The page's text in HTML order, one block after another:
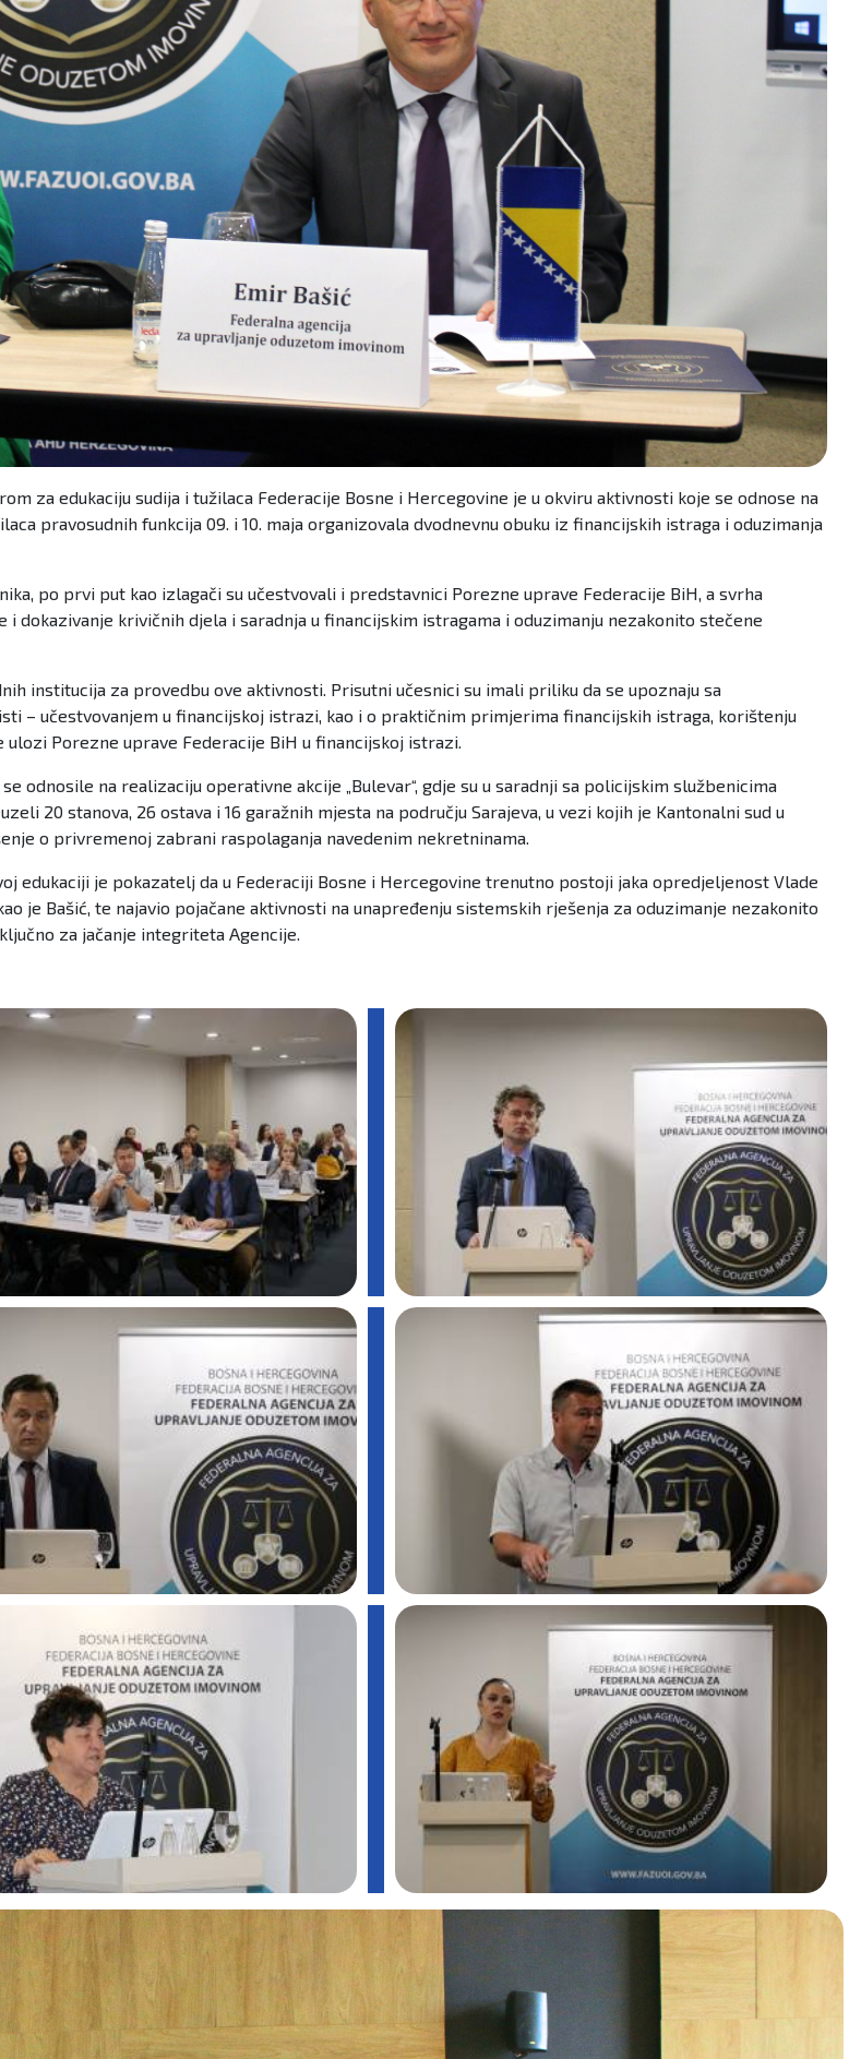
za edukaciju sudija i tužilaca Federacije Bosne i Hercegovine je u okviru aktivnosti koje se odnose na
pravosudnih funkcija 09. i 10. maja organizovala dvodnevnu obuku iz financijskih istraga i oduzimanja
po prvi put kao izlagači su učestvovali i predstavnici Porezne uprave Federacije BiH, a svrha
krivičnih djela i saradnja u financijskim istragama i oduzimanju nezakonito stečene
institucija za provedbu ove aktivnosti. Prisutni učesnici su imali priliku da se upoznaju sa
– učestvovanjem u financijskoj istrazi, kao i o praktičnim primjerima financijskih istraga, korištenju
Porezne uprave Federacije BiH u financijskoj istrazi.
odnosile na realizaciju operativne akcije „Bulevar“, gdje su u saradnji sa policijskim službenicima
20 stanova, 26 ostava i 16 garažnih mjesta na području Sarajeva, u vezi kojih je Kantonalni sud u
o privremenoj zabrani raspolaganja navedenim nekretninama.
edukaciji je pokazatelj da u Federaciji Bosne i Hercegovine trenutno postoji jaka opredjeljenost Vlade
je Bašić, te najavio pojačane aktivnosti na unapređenju sistemskih rješenja za oduzimanje nezakonito
za jačanje integriteta Agencije.